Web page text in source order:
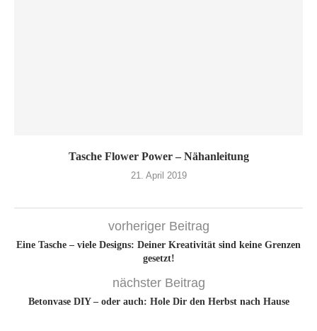
Tasche Flower Power – Nähanleitung
21. April 2019
vorheriger Beitrag
Eine Tasche – viele Designs: Deiner Kreativität sind keine Grenzen
gesetzt!
nächster Beitrag
Betonvase DIY – oder auch: Hole Dir den Herbst nach Hause